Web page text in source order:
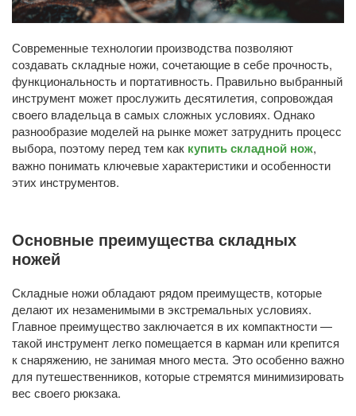
Современные технологии производства позволяют
создавать складные ножи, сочетающие в себе прочность,
функциональность и портативность. Правильно выбранный
инструмент может прослужить десятилетия, сопровождая
своего владельца в самых сложных условиях. Однако
разнообразие моделей на рынке может затруднить процесс
выбора, поэтому перед тем как купить складной нож,
важно понимать ключевые характеристики и особенности
этих инструментов.
Основные преимущества складных
ножей
Складные ножи обладают рядом преимуществ, которые
делают их незаменимыми в экстремальных условиях.
Главное преимущество заключается в их компактности —
такой инструмент легко помещается в карман или крепится
к снаряжению, не занимая много места. Это особенно важно
для путешественников, которые стремятся минимизировать
вес своего рюкзака.